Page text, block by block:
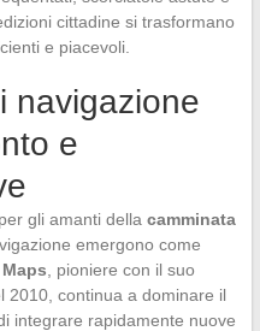
cittadine si trasformano
e piacevoli.
navigazione
e
gli amanti della camminata
emergono come
, pioniere con il suo
2010, continua a dominare il
integrare rapidamente nuove